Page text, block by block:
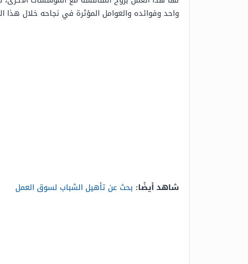
واحد وفوائده والعوامل المؤثرة في نجاحه خلال هذا
شاهد أيضًا: بحث عن تأهيل الشباب لسوق العمل